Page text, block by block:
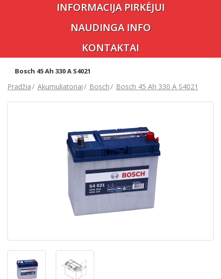
INFORMACIJA PIRKĖJUI
NAUDINGA INFO
KONTAKTAI
Bosch 45 Ah 330 A S4021
Pradžia Akumuliatoriai Bosch Bosch 45 Ah 330 A S4021